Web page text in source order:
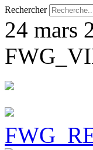
Rechercher
24 mars